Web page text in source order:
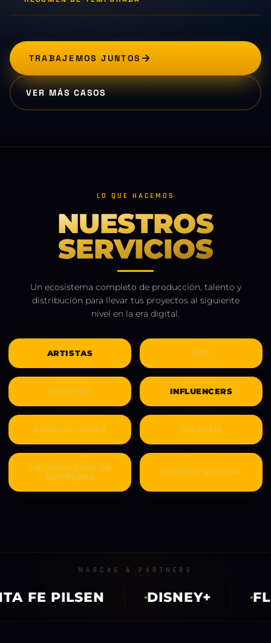
TRABAJEMOS JUNTOS
VER MÁS CASOS
LO QUE HACEMOS
NUESTROS
SERVICIOS
Un ecosistema completo de producción, talento y
distribución para llevar tus proyectos al siguiente
nivel en la era digital.
ARTISTAS DJS
EVENTOS INFLUENCERS
PRODUCCIONES STREAMS
POTENCIACIÓN DE
EMPRESAS
DISEÑO / EDICIÓN
MARCAS & PARTNERS
FE PILSEN DISNEY+